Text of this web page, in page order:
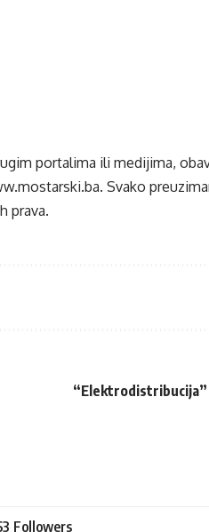
portalima ili medijima,
. Svako
prava.
Followers